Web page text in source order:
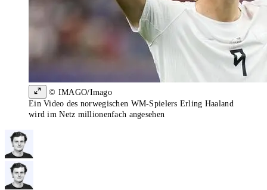
© IMAGO/Imago
Ein Video des norwegischen WM-Spielers Erling Haaland
wird im Netz millionenfach angesehen